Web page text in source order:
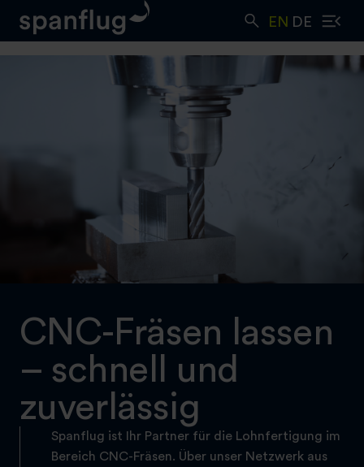
EN DE
CNC-Fräsen lassen
– schnell und
zuverlässig
Spanflug ist Ihr Partner für die Lohnfertigung im
Bereich CNC-Fräsen. Über unser Netzwerk aus